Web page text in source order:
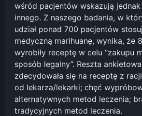
wśród pacjentów wskazują jednak
innego. Z naszego badania, w
udział ponad 700 pacjentów
medyczną marihuanę, wynika, że
wyrobiły receptę w celu ‘’zakupu
sposób legalny’’. Reszta
zdecydowała się na receptę z
od lekarza/lekarki; chęć
alternatywnych metod leczenia;
tradycyjnych metod leczenia.